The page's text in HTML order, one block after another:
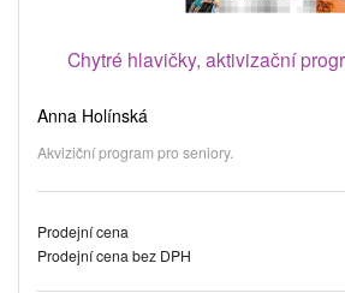
Chytré hlavičky, aktivizační
Anna Holínská
Akviziční program pro seniory.
Prodejní cena
Prodejní cena bez DPH